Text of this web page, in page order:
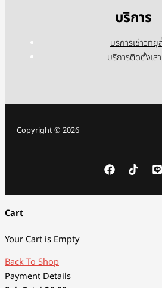
บริการ
บริการเช่าวิทยุ
บริการติดตั้งเส
Copyright © 2026
Cart
Your Cart is Empty
Back To Shop
Payment Details